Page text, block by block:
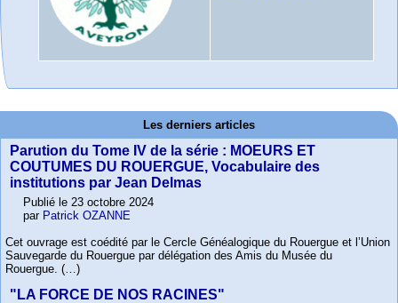
Les derniers articles
Parution du Tome IV de la série : MOEURS ET
COUTUMES DU ROUERGUE, Vocabulaire des
institutions par Jean Delmas
Publié le 23 octobre 2024
par Patrick OZANNE
Cet ouvrage est coédité par le Cercle Généalogique du Rouergue et l’Union
Sauvegarde du Rouergue par délégation des Amis du Musée du
Rouergue. (…)
"LA FORCE DE NOS RACINES"